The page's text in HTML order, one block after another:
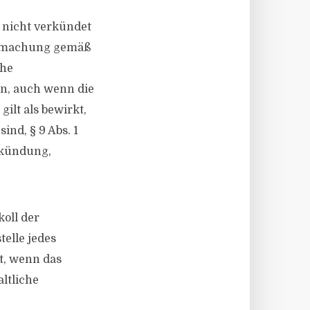
nicht verkündet
gemäß
auch wenn die
gilt als bewirkt,
§ 9 Abs. 1
der
jedes
wenn das